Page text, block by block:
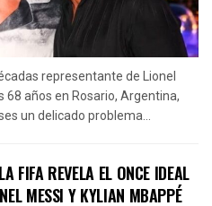
representante de Lionel
68 años en Rosario, Argentina,
un delicado problema...
FIFA REVELA EL ONCE IDEAL
MESSI Y KYLIAN MBAPPÉ